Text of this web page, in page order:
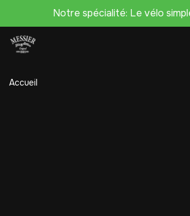
Notre spécialité: Le vélo
Accueil